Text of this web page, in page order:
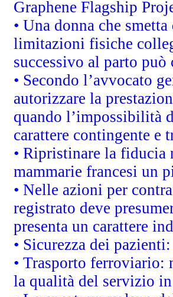
Graphene Flagship
• Una donna che
limitazioni fisiche
successivo al parto
• Secondo l’avvocato
autorizzare la
quando l’impossibilità
carattere contingente e
• Ripristinare la
mammarie francesi un
• Nelle azioni per
registrato deve
presenta un carattere
• Sicurezza dei
• Trasporto ferroviario:
la qualità del servizio